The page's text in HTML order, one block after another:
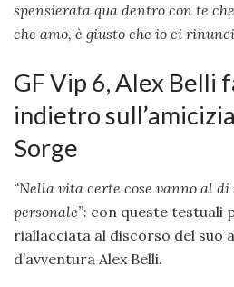
spensierata qua dentro con te
che amo, è giusto che io ci
GF Vip 6, Alex Belli
indietro
Sorge
“Nella vita certe cose vanno al
personale”: con queste testuali
riallacciata al discorso del suo
d’avventura Alex Belli.